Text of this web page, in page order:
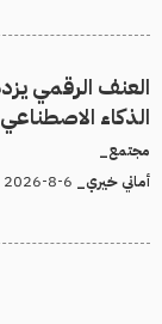
العنف الرقمي
الذكاء الاصطناعي
مجتمع_
أماني خيري_